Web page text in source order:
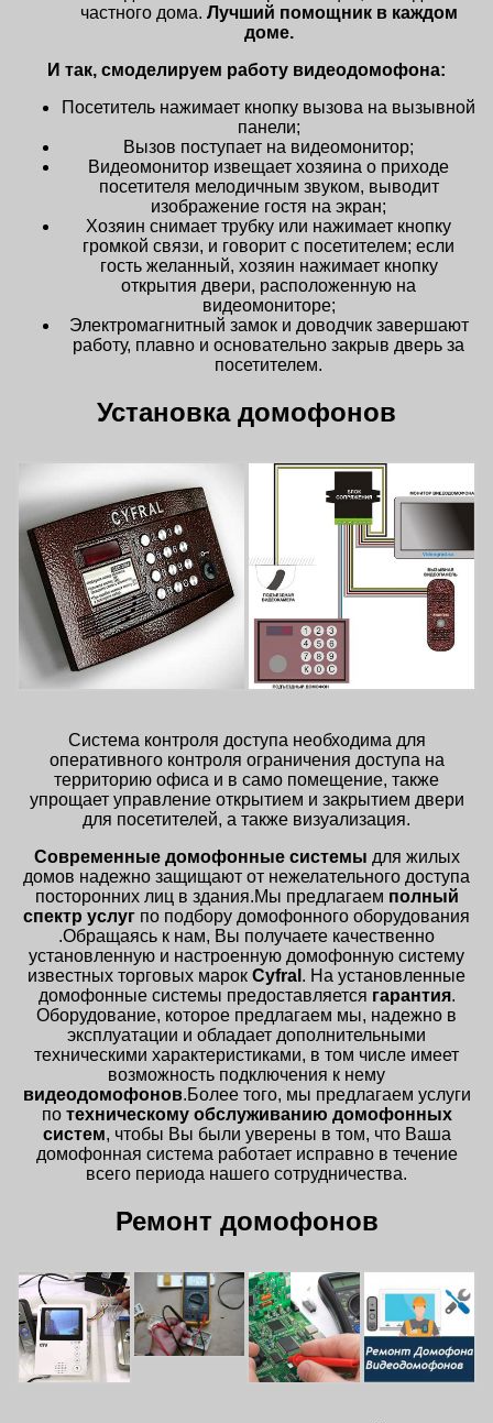
частного дома. Лучший помощник в каждом
доме.
И так, смоделируем работу видеодомофона:
Посетитель нажимает кнопку вызова на вызывной
панели;
Вызов поступает на видеомонитор;
Видеомонитор извещает хозяина о приходе
посетителя мелодичным звуком, выводит
изображение гостя на экран;
Хозяин снимает трубку или нажимает кнопку
громкой связи, и говорит с посетителем; если
гость желанный, хозяин нажимает кнопку
открытия двери, расположенную на
видеомониторе;
Электромагнитный замок и доводчик завершают
работу, плавно и основательно закрыв дверь за
посетителем.
Установка домофонов
Система контроля доступа необходима для
оперативного контроля ограничения доступа на
территорию офиса и в само помещение, также
упрощает управление открытием и закрытием двери
для посетителей, а также визуализация.
Современные домофонные системы для жилых
домов надежно защищают от нежелательного доступа
посторонних лиц в здания.Мы предлагаем полный
спектр услуг по подбору домофонного оборудования
.Обращаясь к нам, Вы получаете качественно
установленную и настроенную домофонную систему
известных торговых марок Cyfral . На установленные
домофонные системы предоставляется гарантия.
Оборудование, которое предлагаем мы, надежно в
эксплуатации и обладает дополнительными
техническими характеристиками, в том числе имеет
возможность подключения к нему
видеодомофонов.Более того, мы предлагаем услуги
по техническому обслуживанию домофонных
систем, чтобы Вы были уверены в том, что Ваша
домофонная система работает исправно в течение
всего периода нашего сотрудничества.
Ремонт домофонов